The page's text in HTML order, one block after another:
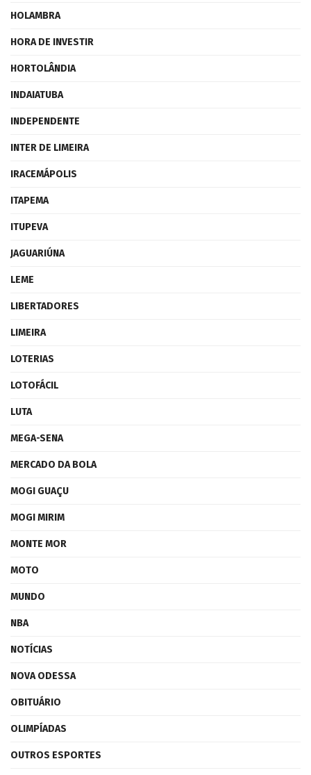
HOLAMBRA
HORA DE INVESTIR
HORTOLÂNDIA
INDAIATUBA
INDEPENDENTE
INTER DE LIMEIRA
IRACEMÁPOLIS
ITAPEMA
ITUPEVA
JAGUARIÚNA
LEME
LIBERTADORES
LIMEIRA
LOTERIAS
LOTOFÁCIL
LUTA
MEGA-SENA
MERCADO DA BOLA
MOGI GUAÇU
MOGI MIRIM
MONTE MOR
MOTO
MUNDO
NBA
NOTÍCIAS
NOVA ODESSA
OBITUÁRIO
OLIMPÍADAS
OUTROS ESPORTES